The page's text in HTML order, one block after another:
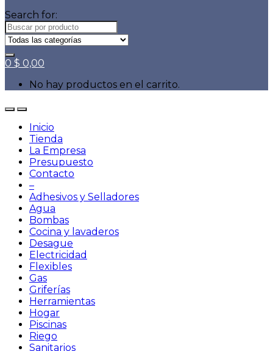
Search for:
0 $ 0,00
No hay productos en el carrito.
Inicio
Tienda
La Empresa
Presupuesto
Contacto
–
Adhesivos y Selladores
Agua
Bombas
Cocina y lavaderos
Desague
Electricidad
Flexibles
Gas
Griferías
Herramientas
Hogar
Piscinas
Riego
Sanitarios